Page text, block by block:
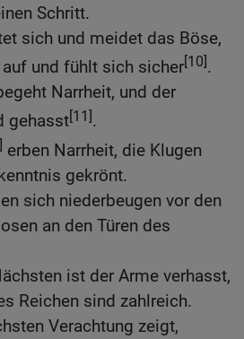
Schritt.
sich und meidet das Böse,
und fühlt sich sicher[10].
Narrheit, und der
gehasst[11].
erben Narrheit, die Klugen
gekrönt.
sich niederbeugen vor den
an den Türen des
ist der Arme verhasst,
Reichen sind zahlreich.
Verachtung zeigt,